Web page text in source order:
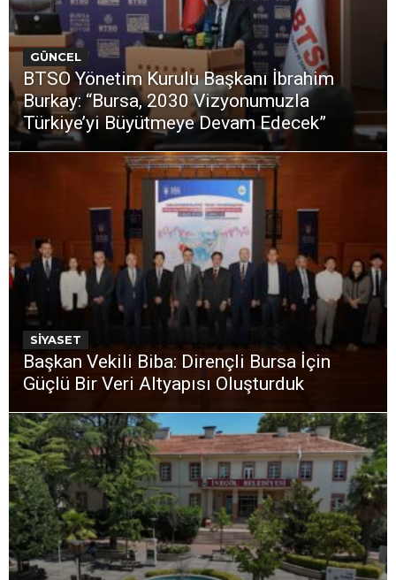
GÜNCEL
BTSO Yönetim Kurulu Başkanı İbrahim
Burkay: “Bursa, 2030 Vizyonumuzla
Türkiye’yi Büyütmeye Devam Edecek”
SİYASET
Başkan Vekili Biba: Dirençli Bursa İçin
Güçlü Bir Veri Altyapısı Oluşturduk